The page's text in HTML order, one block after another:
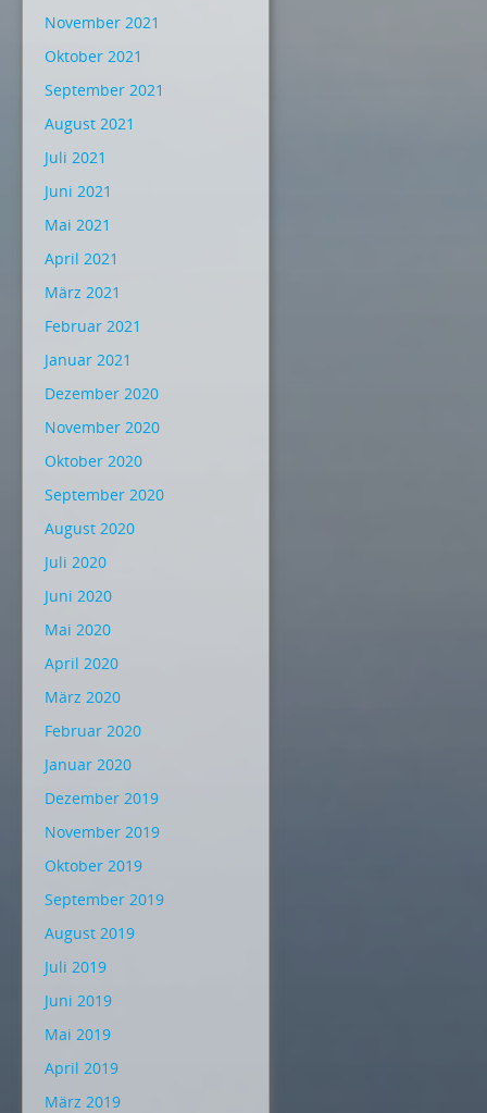
November 2021
Oktober 2021
September 2021
August 2021
Juli 2021
Juni 2021
Mai 2021
April 2021
März 2021
Februar 2021
Januar 2021
Dezember 2020
November 2020
Oktober 2020
September 2020
August 2020
Juli 2020
Juni 2020
Mai 2020
April 2020
März 2020
Februar 2020
Januar 2020
Dezember 2019
November 2019
Oktober 2019
September 2019
August 2019
Juli 2019
Juni 2019
Mai 2019
April 2019
März 2019